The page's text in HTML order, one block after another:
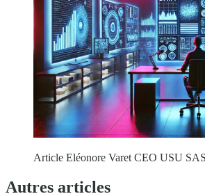
Article Eléonore Varet CEO USU SAS
Autres articles